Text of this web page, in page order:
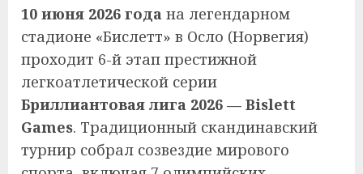
10 июня 2026 года на легендарном
стадионе «Бислетт» в Осло (Норвегия)
проходит 6-й этап престижной
легкоатлетической серии
Бриллиантовая лига 2026 — Bislett
Games. Традиционный скандинавский
турнир собрал созвездие мирового